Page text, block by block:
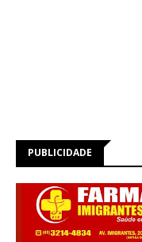
PUBLICIDADE